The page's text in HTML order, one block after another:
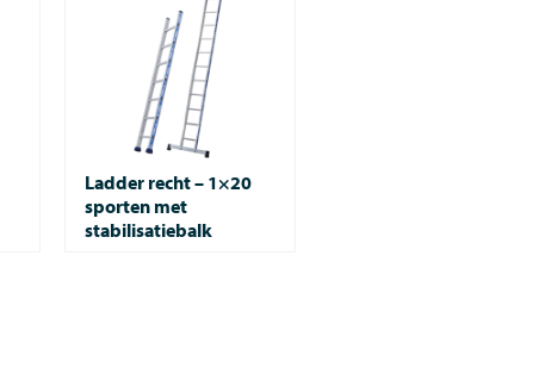
Ladder recht – 1×20
sporten met
stabilisatiebalk